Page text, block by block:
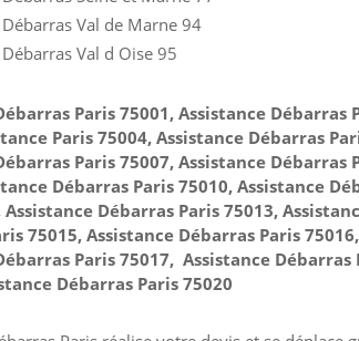
Val de Marne 94
Val d Oise 95
Paris 75001, Assistance Débarras
Paris 75004, Assistance Débarras
Paris 75007, Assistance Débarras
Débarras Paris 75010, Assistance
Assistance Débarras Paris 75013,
75015, Assistance Débarras Paris
Paris 75017, Assistance
Débarras Paris 75020